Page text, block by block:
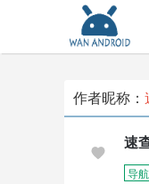
作者昵称：
速
导航